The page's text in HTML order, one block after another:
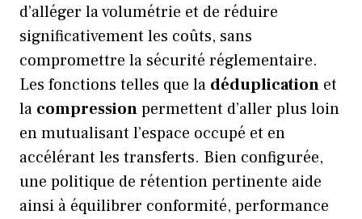
d’alléger la volumétrie et de réduire
significativement les coûts, sans
compromettre la sécurité réglementaire.
Les fonctions telles que la déduplication et
la compressionpermettent d’aller plus loin
en mutualisant l’espace occupé et en
accélérant les transferts. Bien configurée,
une politique de rétention pertinente aide
ainsi à équilibrer conformité, performance